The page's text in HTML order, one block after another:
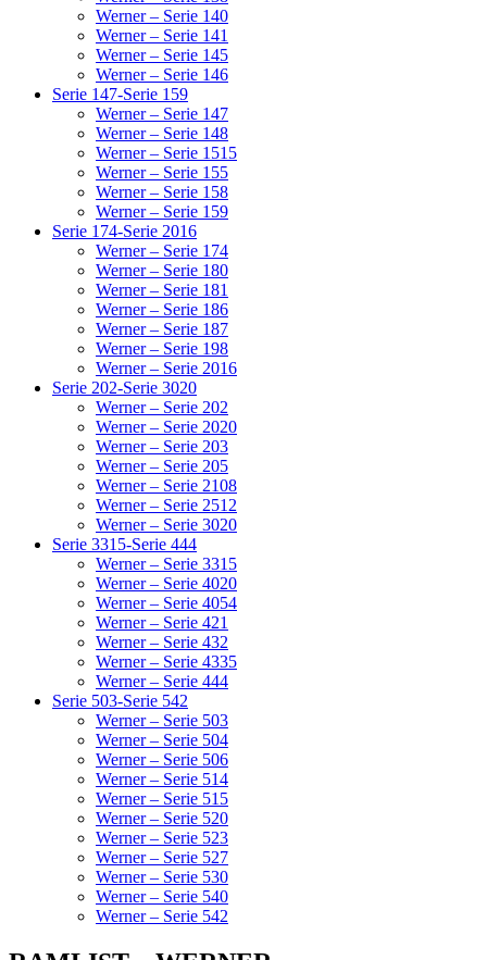
Werner – Serie 140
Werner – Serie 141
Werner – Serie 145
Werner – Serie 146
Serie 147-Serie 159
Werner – Serie 147
Werner – Serie 148
Werner – Serie 1515
Werner – Serie 155
Werner – Serie 158
Werner – Serie 159
Serie 174-Serie 2016
Werner – Serie 174
Werner – Serie 180
Werner – Serie 181
Werner – Serie 186
Werner – Serie 187
Werner – Serie 198
Werner – Serie 2016
Serie 202-Serie 3020
Werner – Serie 202
Werner – Serie 2020
Werner – Serie 203
Werner – Serie 205
Werner – Serie 2108
Werner – Serie 2512
Werner – Serie 3020
Serie 3315-Serie 444
Werner – Serie 3315
Werner – Serie 4020
Werner – Serie 4054
Werner – Serie 421
Werner – Serie 432
Werner – Serie 4335
Werner – Serie 444
Serie 503-Serie 542
Werner – Serie 503
Werner – Serie 504
Werner – Serie 506
Werner – Serie 514
Werner – Serie 515
Werner – Serie 520
Werner – Serie 523
Werner – Serie 527
Werner – Serie 530
Werner – Serie 540
Werner – Serie 542